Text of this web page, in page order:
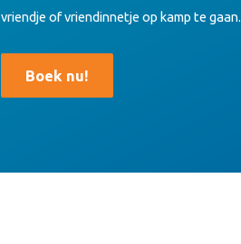
vriendje of vriendinnetje op kamp te gaan.
Boek nu!